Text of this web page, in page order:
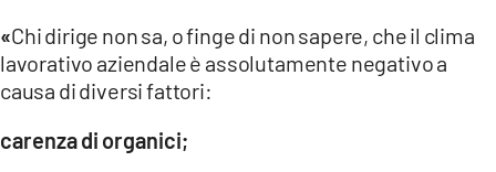
CATANZAROCHANNEL.IT
LACAPITALENEWS.IT
App
«Chi dirige non sa, o finge di non sapere, che il clima
lavorativo aziendale è assolutamente negativo a
causa di diversi fattori:
carenza di organici;